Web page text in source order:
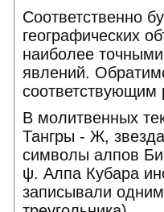
Соответственно
географических
наиболее
явлений.
соответствующим
В молитвенных
Тангры - Ж,
символы алпов
ψ. Алпа Кубара
записывали